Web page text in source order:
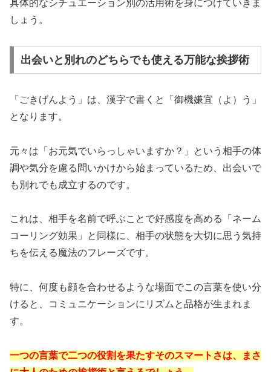
具体的なシチュエーション別の活用術を身につけていきま
しょう。
出会いと別れのどちらでも使える万能な挨拶術
「ごきげんよう」は、漢字で書くと「御機嫌宜（よ）う」
となります。
元々は「お元気でいらっしゃいますか？」という相手の体
調や気分を慮る問いかけから始まっているため、出会いで
も別れでも成立するのです。
これは、相手を名前で呼ぶことで好感度を高める「ネーム
コーリング効果」と同様に、相手の状態を大切に思う気持
ちを伝える魔法のフレーズです。
特に、何度も顔を合わせるような場面でこの言葉を使い分
けると、コミュニケーションにリズムと品格が生まれま
す。
一つの言葉で二つの役割を果たすそのスマートさは、まさ